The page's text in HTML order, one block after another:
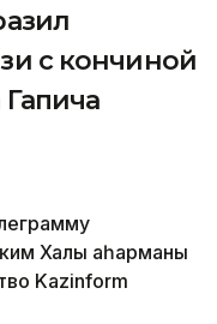
с кончиной
Гапича
Халық қаһарманы
Kazinform